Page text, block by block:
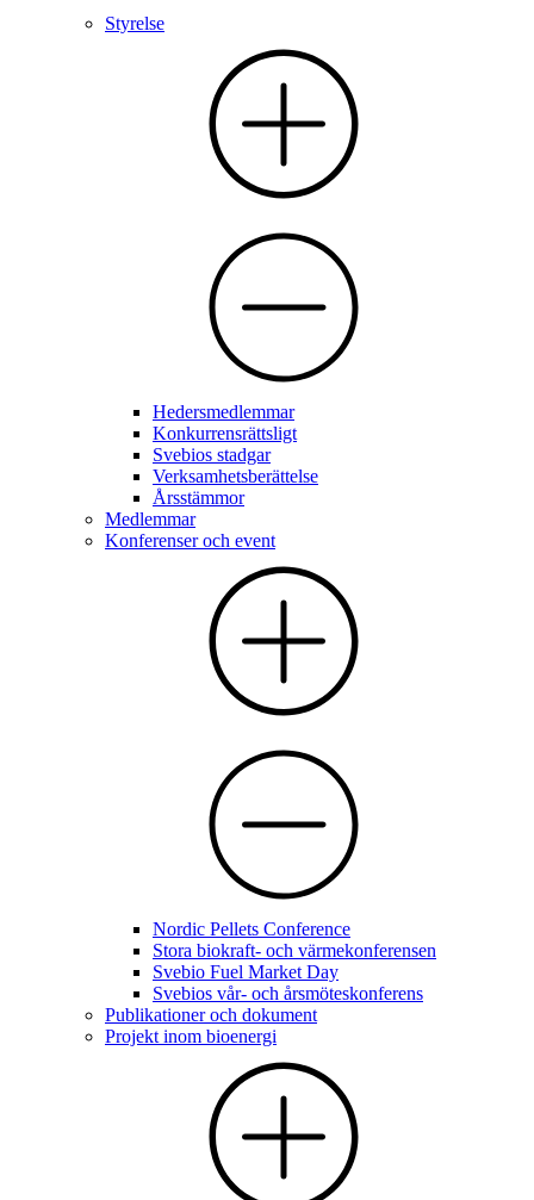
Styrelse
Hedersmedlemmar
Konkurrensrättsligt
Svebios stadgar
Verksamhetsberättelse
Årsstämmor
Medlemmar
Konferenser och event
Nordic Pellets Conference
Stora biokraft- och värmekonferensen
Svebio Fuel Market Day
Svebios vår- och årsmöteskonferens
Publikationer och dokument
Projekt inom bioenergi